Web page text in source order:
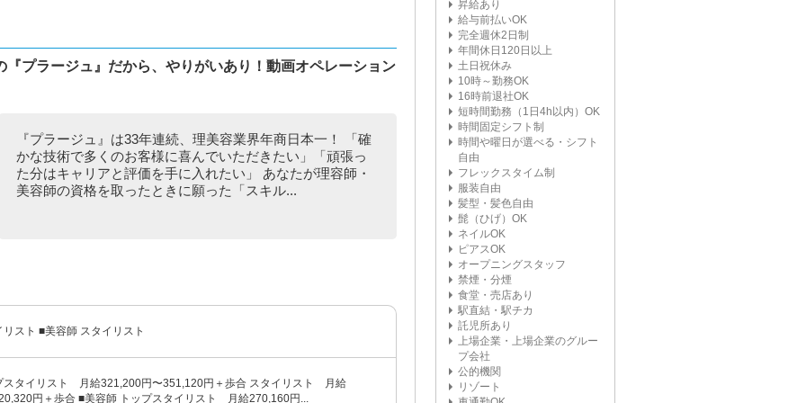
プラージュ』だから、やりがいあり！動画オペレーション
『プラージュ』は33年連続、理美容業界年商日本一！ 「確
かな技術で多くのお客様に喜んでいただきたい」「頑張っ
た分はキャリアと評価を手に入れたい」 あなたが理容師・
美容師の資格を取ったときに願った「スキル...
スト ■美容師 スタイリスト
スタイリスト 月給321,200円〜351,120円＋歩合 スタイリスト 月給
円＋歩合 ■美容師 トップスタイリスト 月給270,160円...
昇給あり
給与前払いOK
完全週休2日制
年間休日120日以上
土日祝休み
10時～勤務OK
16時前退社OK
短時間勤務（1日4h以内）OK
時間固定シフト制
時間や曜日が選べる・シフト
自由
フレックスタイム制
服装自由
髪型・髪色自由
髭（ひげ）OK
ネイルOK
ピアスOK
オープニングスタッフ
禁煙・分煙
食堂・売店あり
駅直結・駅チカ
託児所あり
上場企業・上場企業のグルー
プ会社
公的機関
リゾート